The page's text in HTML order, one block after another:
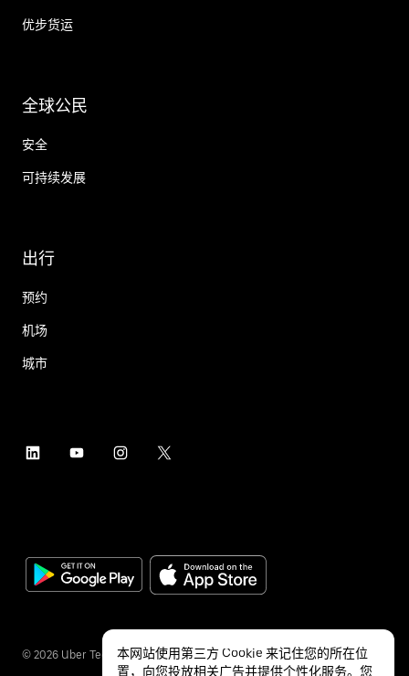
优步货运
全球公民
安全
可持续发展
出行
预约
机场
城市
© 2026 Uber Technologies Inc.
本网站使用第三方 Cookie 来记住您的所在位
置，向您投放相关广告并提供个性化服务。您